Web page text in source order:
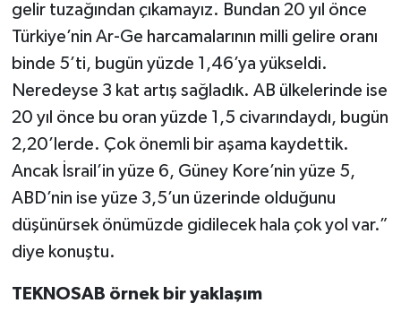
gelir tuzağından çıkamayız. Bundan 20 yıl önce
Türkiye’nin Ar-Ge harcamalarının milli gelire oranı
binde 5’ti, bugün yüzde 1,46’ya yükseldi.
Neredeyse 3 kat artış sağladık. AB ülkelerinde ise
20 yıl önce bu oran yüzde 1,5 civarındaydı, bugün
2,20’lerde. Çok önemli bir aşama kaydettik.
Ancak İsrail’in yüze 6, Güney Kore’nin yüze 5,
ABD’nin ise yüze 3,5’un üzerinde olduğunu
düşünürsek önümüzde gidilecek hala çok yol var.”
diye konuştu.
TEKNOSAB örnek bir yaklaşım